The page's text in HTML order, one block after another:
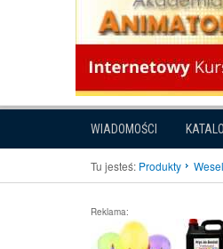
WIADOMOŚCI
Tu jesteś: Produkty
Reklama: